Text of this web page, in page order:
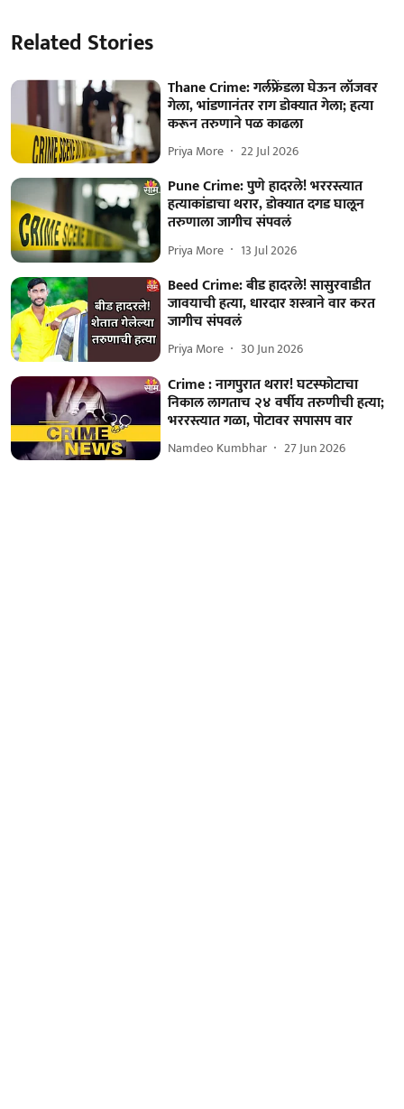
Related Stories
Thane Crime: गर्लफ्रेंडला घेऊन लॉजवर
गेला, भांडणानंतर राग डोक्यात गेला; हत्या
करून तरुणाने पळ काढला
Priya More 22 Jul 2026
Pune Crime: पुणे हादरले! भररस्त्यात
हत्याकांडाचा थरार, डोक्यात दगड घालून
तरुणाला जागीच संपवलं
Priya More 13 Jul 2026
Beed Crime: बीड हादरले! सासुरवाडीत
जावयाची हत्या, धारदार शस्त्राने वार करत
जागीच संपवलं
Priya More 30 Jun 2026
Crime : नागपुरात थरार! घटस्फोटाचा
निकाल लागताच २४ वर्षीय तरुणीची हत्या;
भररस्त्यात गळा, पोटावर सपासप वार
Namdeo Kumbhar 27 Jun 2026